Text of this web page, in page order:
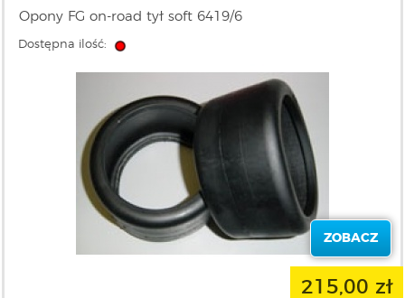
Opony FG on-road tył soft 6419/6
Dostępna ilość:
ZOBACZ
215,00 zł